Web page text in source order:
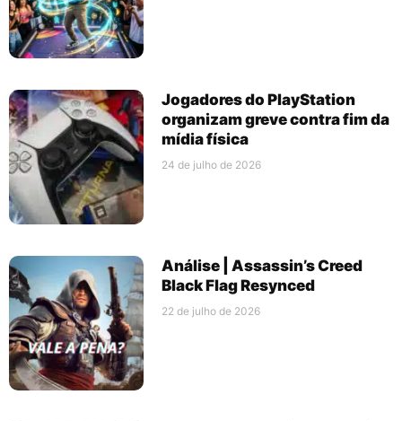
Jogadores do PlayStation
organizam greve contra fim da
mídia física
24 de julho de 2026
Análise | Assassin’s Creed
Black Flag Resynced
22 de julho de 2026